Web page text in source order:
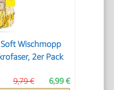
Wischmopp
2er Pack
6,99 €
9,79 €